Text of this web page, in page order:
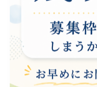
カ
パソ